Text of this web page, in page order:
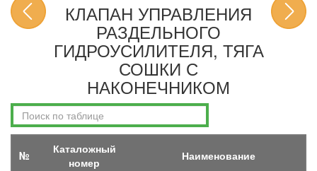
КЛАПАН УПРАВЛЕНИЯ
РАЗДЕЛЬНОГО
ГИДРОУСИЛИТЕЛЯ, ТЯГА
СОШКИ С
НАКОНЕЧНИКОМ
№
Каталожный
номер
Наименование